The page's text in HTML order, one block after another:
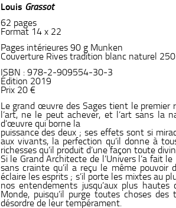
Louis Grassot
62 pages
Format 14 x 22
Pages intérieures 90 g Munken
Couverture Rives tradition blanc naturel
ISBN : 978-2-909554-30-3
Édition 2019
Prix 20 €
Le grand œuvre des Sages tient le premier
l’art, ne le peut achever, et l’art sans la
d’œuvre qui borne la
puissance des deux ; ses effets sont si
aux vivants, la perfection qu’il donne à
richesses qu’il produit d’une façon toute
Si le Grand Architecte de l’Univers l’a fait
sans crainte qu’il a reçu le même pouvoir
éclaire les esprits ; s’il porte les mixtes au
nos entendements jusqu’aux plus
Monde, puisqu’il purge toutes choses
désordre de leur tempérament.